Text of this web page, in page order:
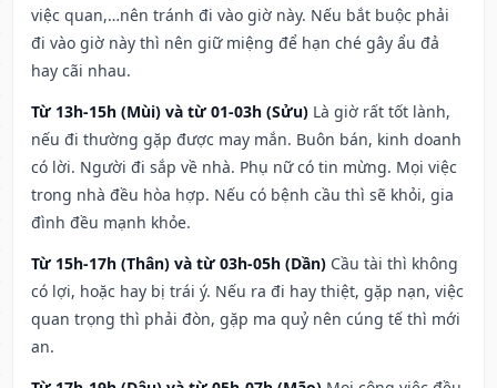
việc quan,…nên tránh đi vào giờ này. Nếu bắt buộc phải
đi vào giờ này thì nên giữ miệng để hạn ché gây ẩu đả
hay cãi nhau.
Từ 13h-15h (Mùi) và từ 01-03h (Sửu) Là giờ rất tốt lành,
nếu đi thường gặp được may mắn. Buôn bán, kinh doanh
có lời. Người đi sắp về nhà. Phụ nữ có tin mừng. Mọi việc
trong nhà đều hòa hợp. Nếu có bệnh cầu thì sẽ khỏi, gia
đình đều mạnh khỏe.
Từ 15h-17h (Thân) và từ 03h-05h (Dần) Cầu tài thì không
có lợi, hoặc hay bị trái ý. Nếu ra đi hay thiệt, gặp nạn, việc
quan trọng thì phải đòn, gặp ma quỷ nên cúng tế thì mới
an.